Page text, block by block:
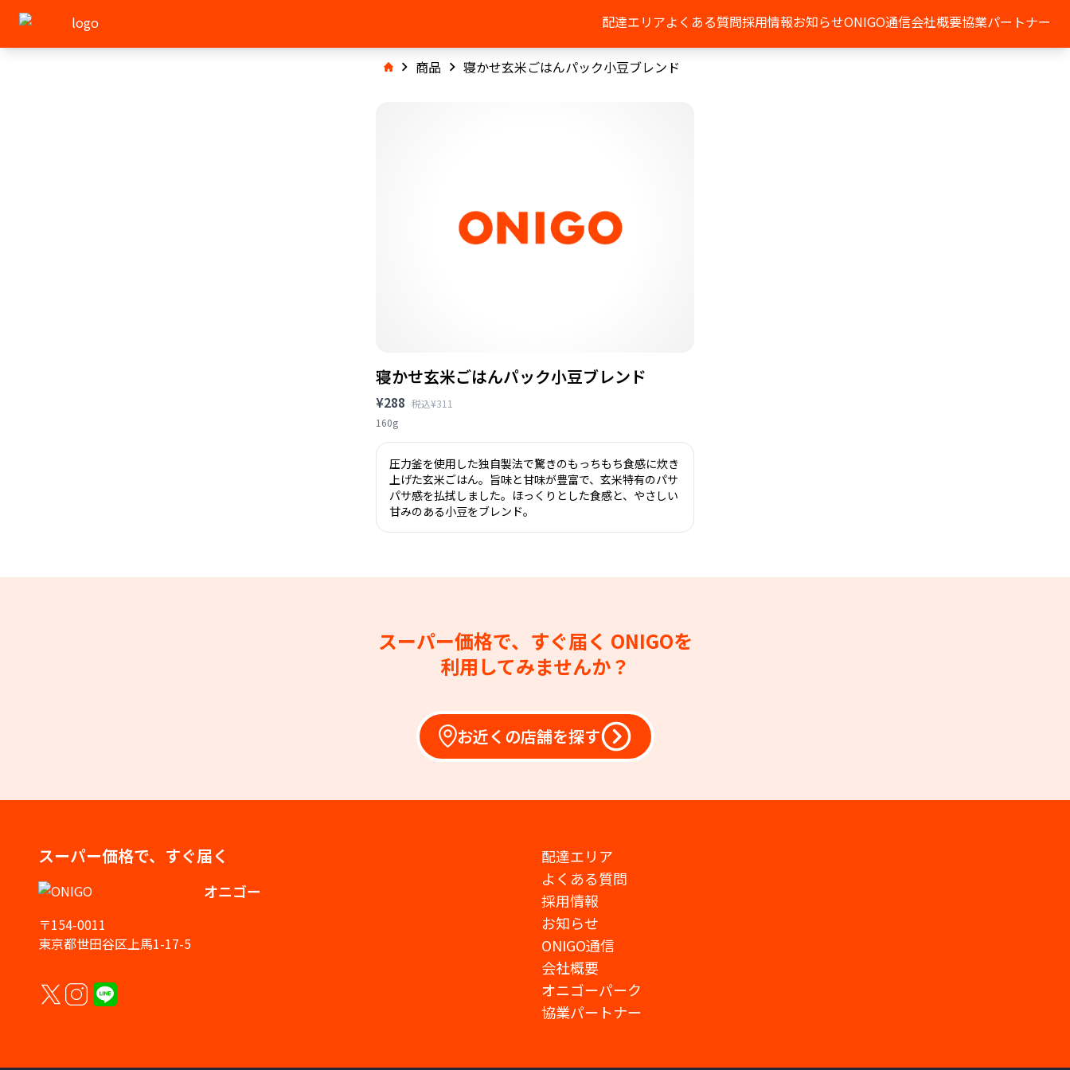
配達エリアよくある質問採用情報お知らせONIGO通信会社概要協業パートナー
商品 寝かせ玄米ごはんパック小豆ブレンド
寝かせ玄米ごはんパック小豆ブレンド
¥288 税込¥311
160g
圧力釜を使用した独自製法で驚きのもっちもち食感に炊き
上げた玄米ごはん。旨味と甘味が豊富で、玄米特有のパサ
パサ感を払拭しました。ほっくりとした食感と、やさしい
甘みのある小豆をブレンド。
スーパー価格で、すぐ届く ONIGOを
利用してみませんか？
お近くの店舗を探す
スーパー価格で、すぐ届く
オニゴー
〒154-0011
東京都世田谷区上馬1-17-5
配達エリア
よくある質問
採用情報
お知らせ
ONIGO通信
会社概要
オニゴーパーク
協業パートナー